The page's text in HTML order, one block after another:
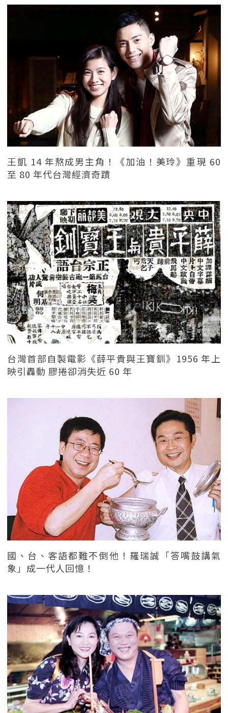
王凱 14 年熬成男主角！《加油！美玲》重現 60
至 80 年代台灣經濟奇蹟
台灣首部自製電影《薛平貴與王寶釧》1956 年上
映引轟動 膠捲卻消失近 60 年
國、台、客語都難不倒他！羅瑞誠「答嘴鼓講氣
象」成一代人回憶！